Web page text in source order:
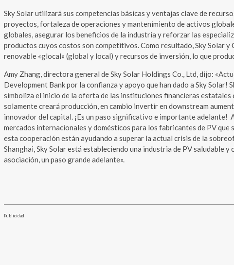
Sky Solar utilizará sus competencias básicas y ventajas clave de
proyectos, fortaleza de operaciones y mantenimiento de activos
globales, asegurar los beneficios de la industria y reforzar las
productos cuyos costos son competitivos. Como resultado, Sky Solar
renovable «glocal» (global y local) y recursos de inversión, lo que
Amy Zhang, directora general de Sky Solar Holdings Co., Ltd, dijo:
Development Bank por la confianza y apoyo que han dado a Sky
simboliza el inicio de la oferta de las instituciones financieras
solamente creará producción, en cambio invertir en downstream
innovador del capital. ¡Es un paso significativo e importante adelante!
mercados internacionales y domésticos para los fabricantes de PV
esta cooperación están ayudando a superar la actual crisis de la
Shanghai, Sky Solar está estableciendo una industria de PV saludable
asociación, un paso grande adelante».
Publicidad